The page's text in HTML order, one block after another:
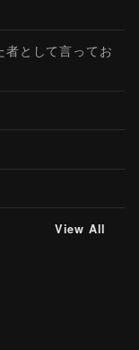
として言ってお
View All